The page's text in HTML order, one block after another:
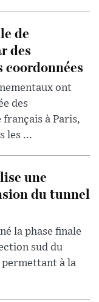
de
des
ont
des
à Paris,
les ...
une
du tunnel
la phase finale
sud du
à la